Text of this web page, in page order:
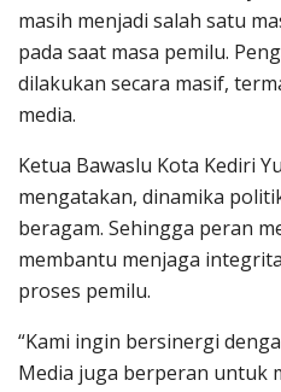
masih menjadi salah satu
pada saat masa pemilu.
dilakukan secara masif,
media.
Ketua Bawaslu Kota Kediri
mengatakan, dinamika
beragam. Sehingga peran
membantu menjaga
proses pemilu.
“Kami ingin bersinergi
Media juga berperan untuk